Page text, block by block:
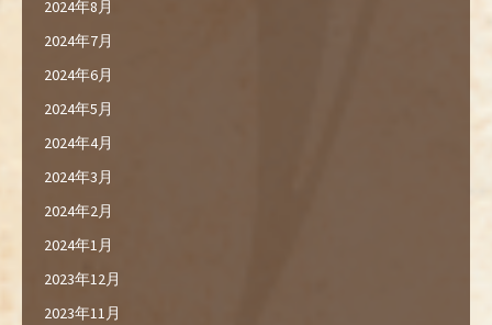
2024年8月
2024年7月
2024年6月
2024年5月
2024年4月
2024年3月
2024年2月
2024年1月
2023年12月
2023年11月